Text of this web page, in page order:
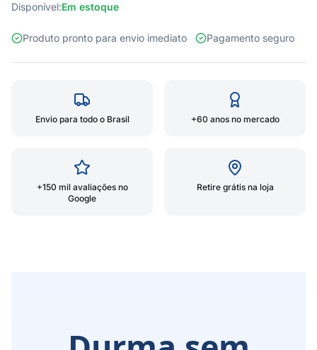
Disponível:Em estoque
Produto pronto para envio imediato Pagamento seguro
Envio para todo o Brasil +60 anos no mercado
+150 mil avaliações no
Google
Retire grátis na loja